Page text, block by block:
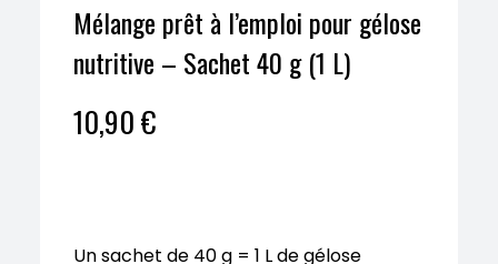
Mélange prêt à l’emploi pour gélose
nutritive – Sachet 40 g (1 L)
10,90€
Un sachet de 40 g = 1 L de gélose